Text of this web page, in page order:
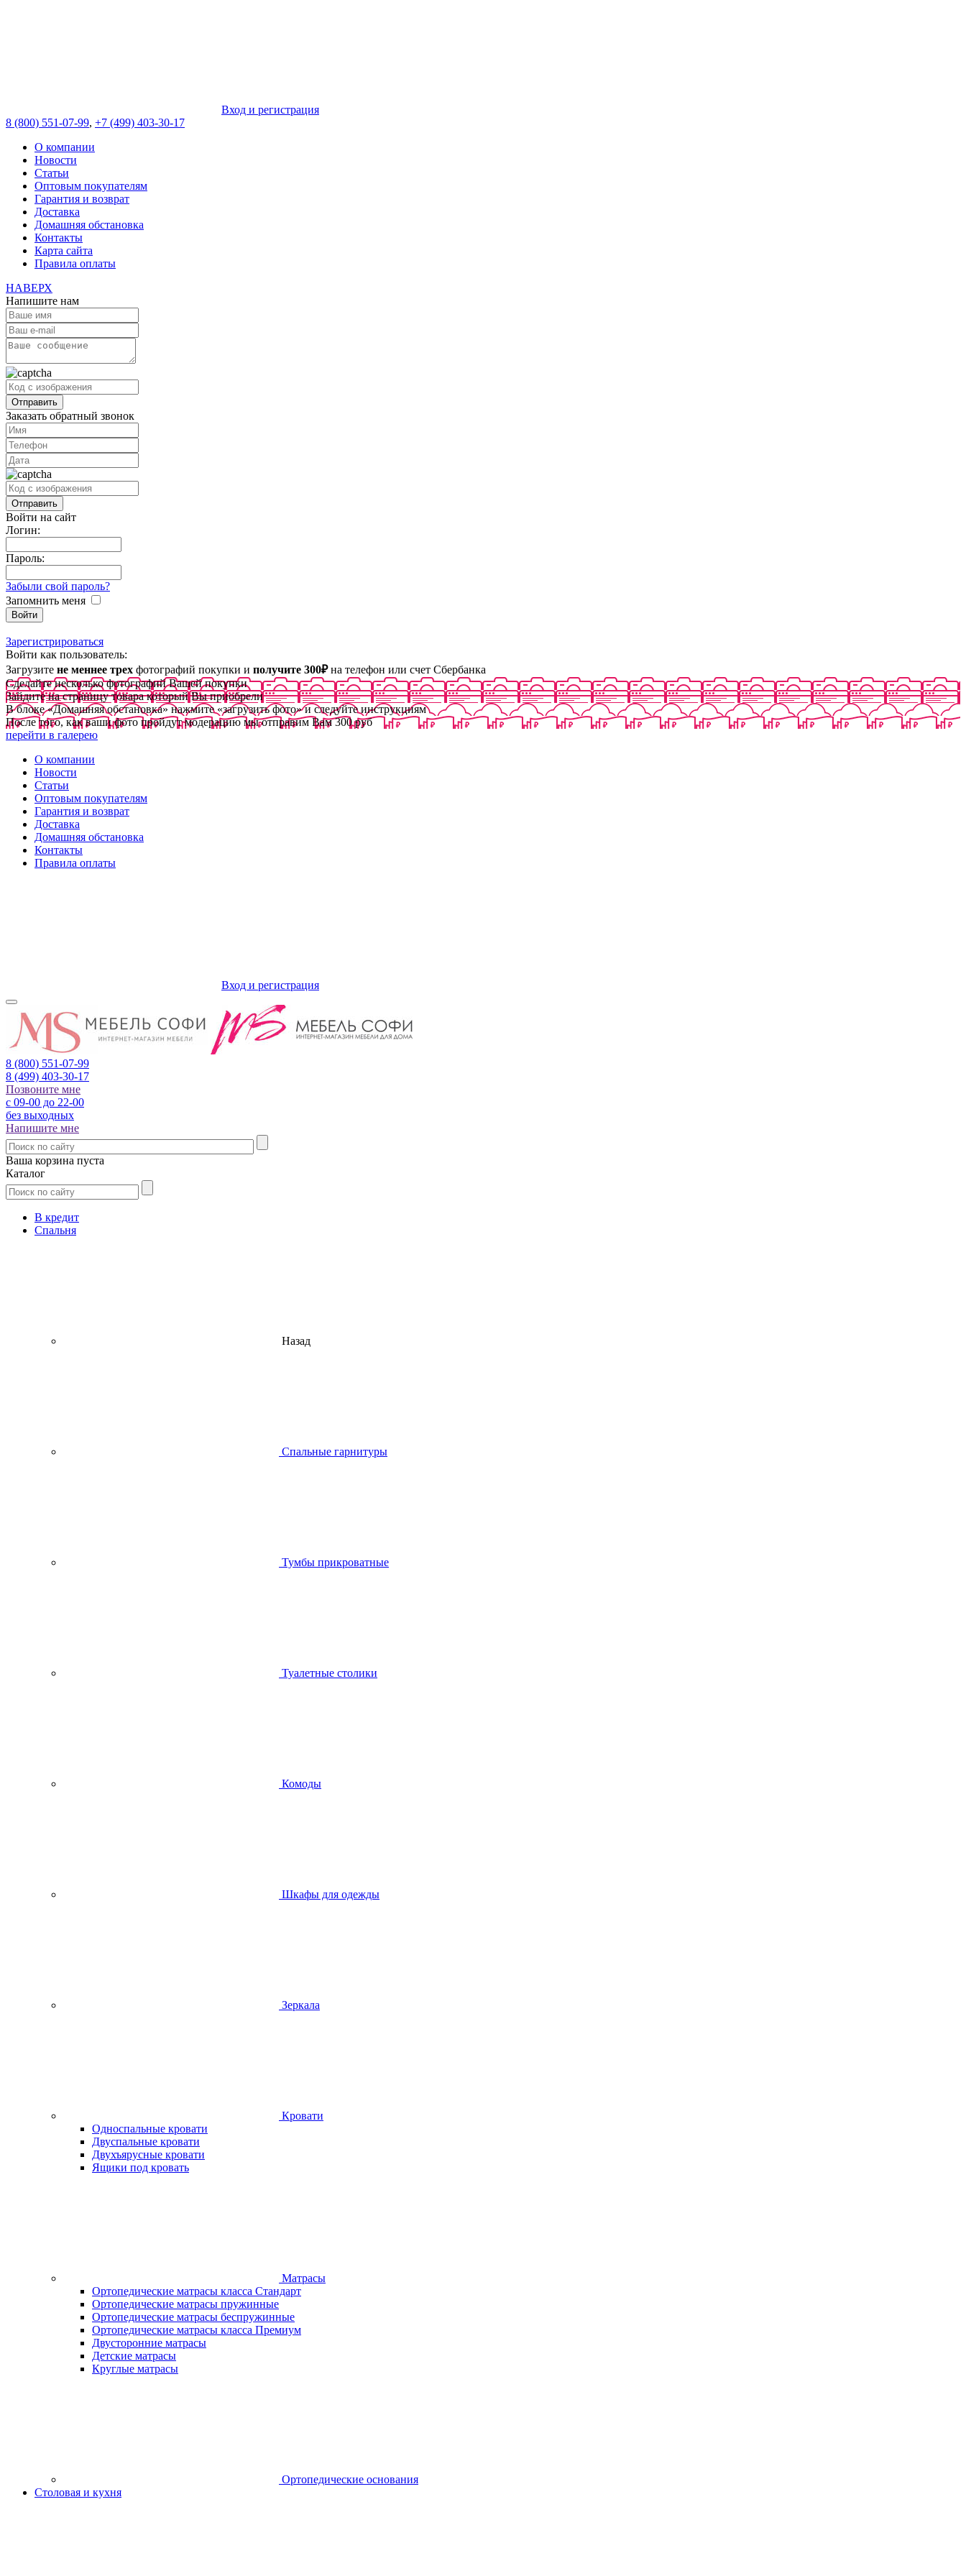
Вход и регистрация
8 (800) 551-07-99, +7 (499) 403-30-17
О компании
Новости
Статьи
Оптовым покупателям
Гарантия и возврат
Доставка
Домашняя обстановка
Контакты
Карта сайта
Правила оплаты
НАВЕРХ
Напишите нам
Заказать обратный звонок
Войти на сайт
Логин:
Пароль:
Забыли свой пароль?
Запомнить меня
Зарегистрироваться
Войти как пользователь:
Загрузите не меннее трех фотографий покупки и получите 300₽на телефон или счет Сбербанка
Сделайте несколько фотографий Вашей покупки
Зайдите на страницу товара который Вы приобрели
В блоке «Домашняя обстановка» нажмите «загрузить фото» и следуйте инструкциям
После того, как ваши фото пройдут модерацию мы отправим Вам 300 руб
перейти в галерею
О компании
Новости
Статьи
Оптовым покупателям
Гарантия и возврат
Доставка
Домашняя обстановка
Контакты
Правила оплаты
Вход и регистрация
8 (800) 551-07-99
8 (499) 403-30-17
Позвоните мне
с 09-00 до 22-00
без выходных
Напишите мне
Ваша корзина пуста
Каталог
В кредит
Спальня
Назад
Спальные гарнитуры
Тумбы прикроватные
Туалетные столики
Комоды
Шкафы для одежды
Зеркала
Кровати
Односпальные кровати
Двуспальные кровати
Двухъярусные кровати
Ящики под кровать
Матрасы
Ортопедические матрасы класса Стандарт
Ортопедические матрасы пружинные
Ортопедические матрасы беспружинные
Ортопедические матрасы класса Премиум
Двусторонние матрасы
Детские матрасы
Круглые матрасы
Ортопедические основания
Столовая и кухня